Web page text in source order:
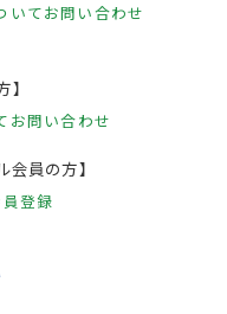
いてお問い合わせ
】
お問い合わせ
会員の方】
登録